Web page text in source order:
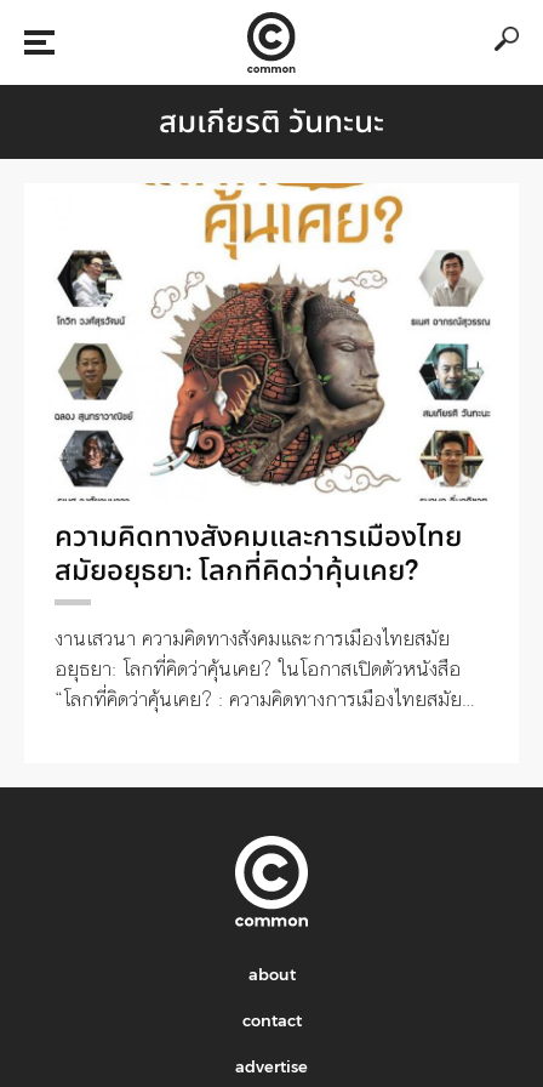
สมเกียรติ วันทะนะ
ความคิดทางสังคมและการเมืองไทย
สมัยอยุธยา: โลกที่คิดว่าคุ้นเคย?
งานเสวนา ความคิดทางสังคมและการเมืองไทยสมัย
อยุธยา: โลกที่คิดว่าคุ้นเคย? ในโอกาสเปิดตัวหนังสือ
“โลกที่คิดว่าคุ้นเคย? : ความคิดทางการเมืองไทยสมัย
อาทิตย์ที่ 11 พฤศจิกายน 2561 เวลา 9.00 – 12.00
มหาวิทยาลัยเกษตรศาสตร์ ผู้ร่วมเสวนา: โกวิท วงศ์สุร
วัฒน์ ฉลอง สุนทราวาณิชย์ ธเนศ วงศ์ยานนาวา ธเนศ
อาภรณ์สุวรรณ สมเกียรติ วันทะนะ ธนาพล ลิ่มอภิชาต
about
contact
advertise